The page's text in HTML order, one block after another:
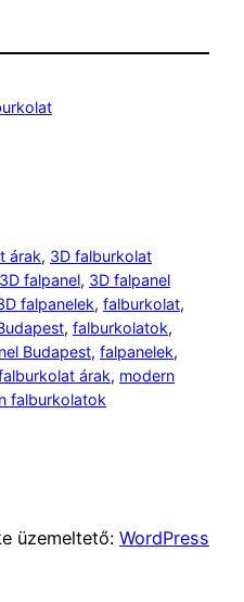
árak, 3D falburkolat
3D falpanel, 3D falpanel
falpanelek, falburkolat
, falburkolatok
Budapest, falpanelek
árak, modern
falburkolatok
üzemeltető: WordPress